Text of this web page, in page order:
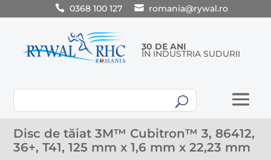
0368 100 127 romania@rywal.ro
30 DE ANI
ÎN INDUSTRIA SUDURII
U
Disc de tăiat 3M™ Cubitron™ 3, 86412,
36+, T41, 125 mm x 1,6 mm x 22,23 mm